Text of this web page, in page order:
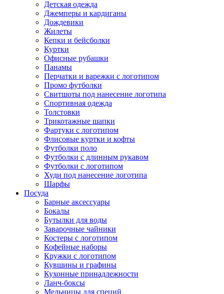
Детская одежда
Джемперы и кардиганы
Дождевики
Жилеты
Кепки и бейсболки
Куртки
Офисные рубашки
Панамы
Перчатки и варежки с логотипом
Промо футболки
Свитшоты под нанесение логотипа
Спортивная одежда
Толстовки
Трикотажные шапки
Фартуки с логотипом
Флисовые куртки и кофты
Футболки поло
Футболки с длинным рукавом
Футболки с логотипом
Худи под нанесение логотипа
Шарфы
Посуда
Барные аксессуары
Бокалы
Бутылки для воды
Заварочные чайники
Костеры с логотипом
Кофейные наборы
Кружки с логотипом
Кувшины и графины
Кухонные принадлежности
Ланч-боксы
Мельницы для специй